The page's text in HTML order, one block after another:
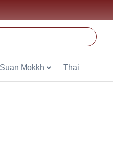
Suan Mokkh Thai